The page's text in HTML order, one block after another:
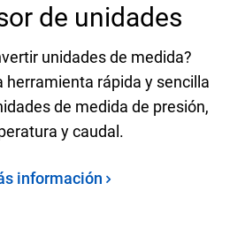
de unidades
unidades de medida?
herramienta rápida y sencilla
de medida de presión,
y caudal.
información